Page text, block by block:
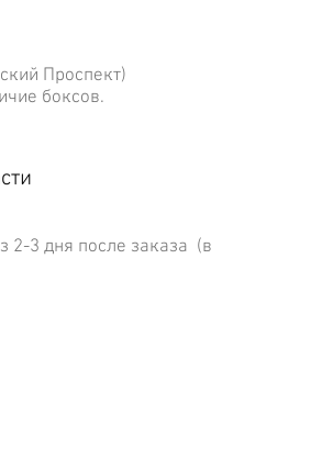
Проспект)
боксов.
2-3 дня после заказа (в